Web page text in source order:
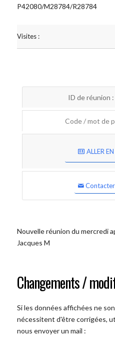
P42080/M28784/R28784
Visites :
ID de réunion :
Code / mot de
ALLER
Nouvelle réunion du mercredi
Jacques M
Changements /
Si les données affichées ne
nécessitent d'être corrigées,
nous envoyer un mail :